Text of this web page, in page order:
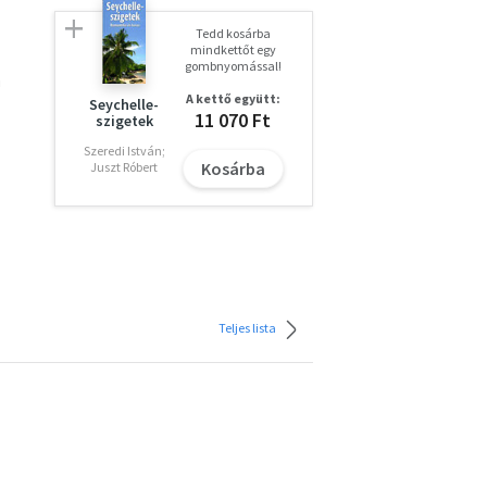
Seychelle-
szigetek
Szeredi István;
Juszt Róbert
Tedd kosárba
mindkettőt egy
gombnyomással!
A kettő együtt:
11 070 Ft
Kosárba
Teljes lista